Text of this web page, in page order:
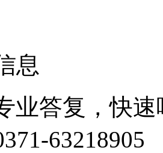
息
业答复，快速
63218905